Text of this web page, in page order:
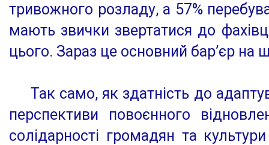
тривожного розладу, а 57%
мають звички звертатися до
цього. Зараз це основний бар’єр на
Так само, як здатність до
перспективи повоєнного
солідарності громадян та